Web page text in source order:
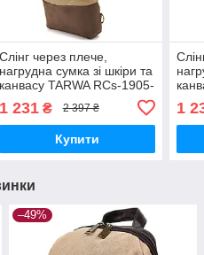
Слінг через плече,
нагрудна сумка зі шкіри та
канвасу TARWA RCs-1905-
1 231₴ 2 397 ₴
Купити
1
–49%